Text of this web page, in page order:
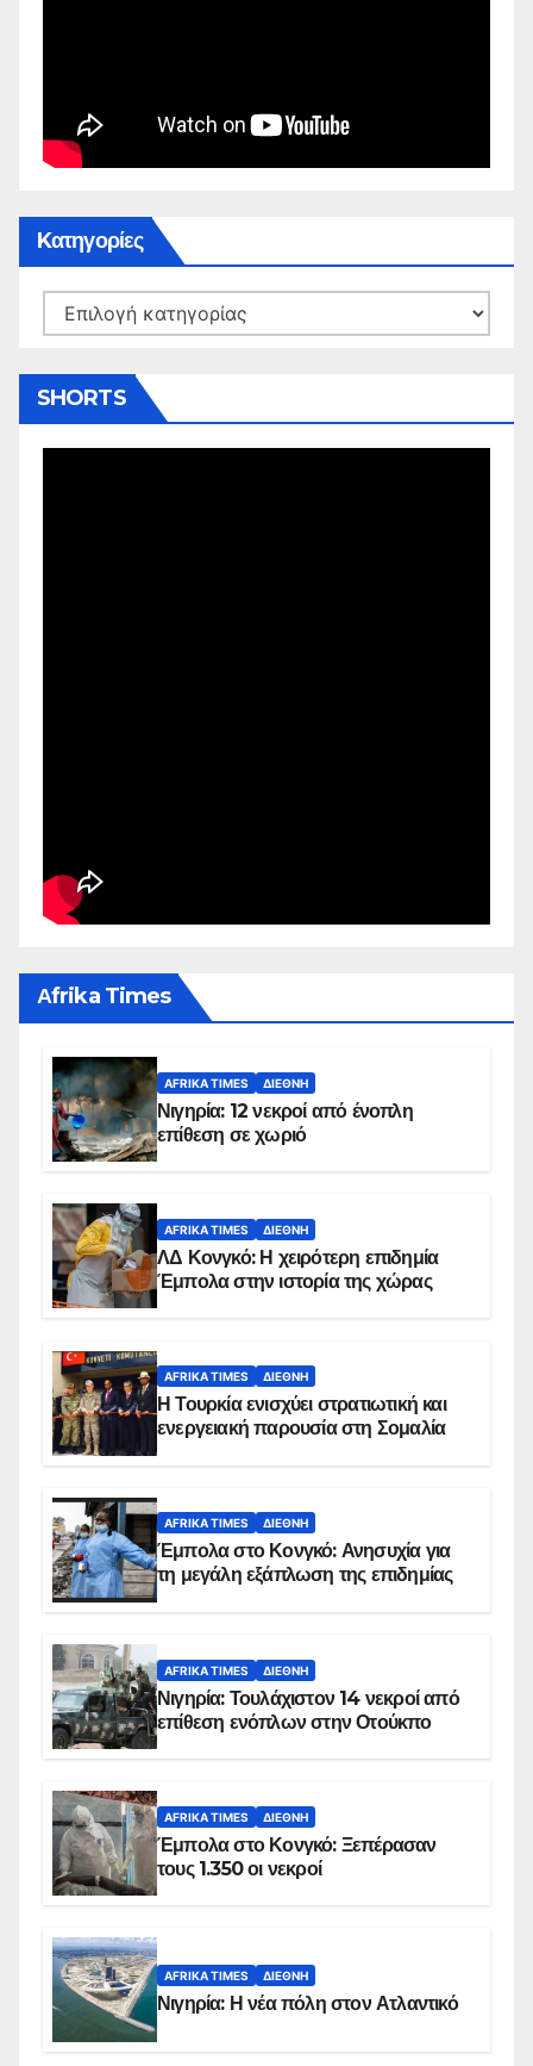
Kατηγορίες
Kατηγορίες
SHORTS
Αfrika Times
AFRIKA TIMES ΔΙΕΘΝΉ
Νιγηρία: 12 νεκροί από ένοπλη
επίθεση σε χωριό
AFRIKA TIMES ΔΙΕΘΝΉ
ΛΔ Κονγκό: Η χειρότερη επιδημία
Έμπολα στην ιστορία της χώρας
AFRIKA TIMES ΔΙΕΘΝΉ
Η Τουρκία ενισχύει στρατιωτική και
ενεργειακή παρουσία στη Σομαλία
AFRIKA TIMES ΔΙΕΘΝΉ
Έμπολα στο Κονγκό: Ανησυχία για
τη μεγάλη εξάπλωση της επιδημίας
AFRIKA TIMES ΔΙΕΘΝΉ
Νιγηρία: Τουλάχιστον 14 νεκροί από
επίθεση ενόπλων στην Οτούκπο
AFRIKA TIMES ΔΙΕΘΝΉ
Έμπολα στο Κονγκό: Ξεπέρασαν
τους 1.350 οι νεκροί
AFRIKA TIMES ΔΙΕΘΝΉ
Νιγηρία: Η νέα πόλη στον Ατλαντικό